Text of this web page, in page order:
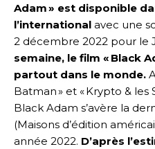
Adam » est disponible
l’international avec une
2 décembre 2022 pour le
semaine, le film « Black
partout dans le monde.
Batman » et « Krypto & les
Black Adam s’avère la
(Maisons d’édition
année 2022. D’après